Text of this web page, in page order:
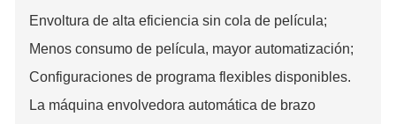
Envoltura de alta eficiencia sin cola de película;
Menos consumo de película, mayor automatización;
Configuraciones de programa flexibles disponibles.
La máquina envolvedora automática de brazo